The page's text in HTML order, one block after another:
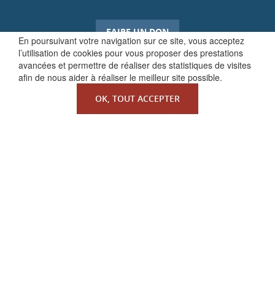
En poursuivant votre navigation sur ce site, vous acceptez
l’utilisation de cookies pour vous proposer des prestations
avancées et permettre de réaliser des statistiques de visites
afin de nous aider à réaliser le meilleur site possible.
OK, TOUT ACCEPTER
FAIRE UN DON